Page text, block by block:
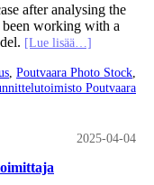
after analysing the
working with a
[Lue lisää…]
Poutvaara Photo Stock
Poutvaara
2025-04-04